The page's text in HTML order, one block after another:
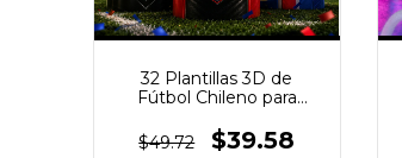
32 Plantillas 3D de
Fútbol Chileno para
$49.72
$39.58